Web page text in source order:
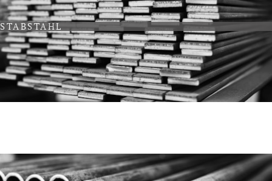
STABSTAHL